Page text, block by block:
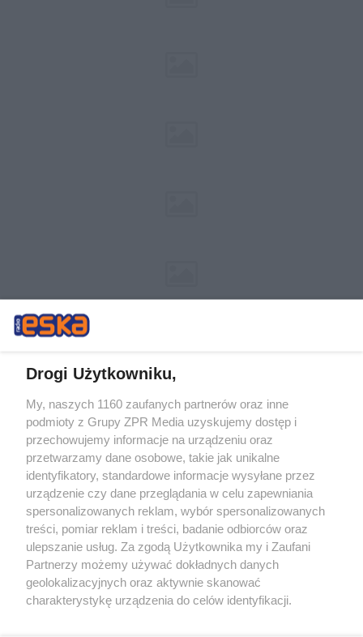
Żaden utwór zamieszczony w serwisie nie może być powielany i
rozpowszechniany lub dalej rozpowszechniany w jakikolwiek sposób (w
tym także elektroniczny lub mechaniczny) na jakimkolwiek polu
eksploatacji w jakiejkolwiek formie, włącznie z umieszczaniem w
Internecie bez pisemnej zgody właściciela praw. Jakiekolwiek użycie lub
wykorzystanie utworów w całości lub w części z naruszeniem prawa,
tzn. bez właściwej zgody, jest zabronione pod groźbą kary i może być
ścigane prawnie.
Drogi Użytkowniku,
My, naszych 1160 zaufanych partnerów oraz inne
podmioty z Grupy ZPR Media uzyskujemy dostęp i
przechowujemy informacje na urządzeniu oraz
przetwarzamy dane osobowe, takie jak unikalne
identyfikatory, standardowe informacje wysyłane przez
urządzenie czy dane przeglądania w celu zapewniania
spersonalizowanych reklam, wybór spersonalizowanych
treści, pomiar reklam i treści, badanie odbiorców oraz
ulepszanie usług. Za zgodą Użytkownika my i Zaufani
Partnerzy możemy używać dokładnych danych
geolokalizacyjnych oraz aktywnie skanować
charakterystykę urządzenia do celów identyfikacji.